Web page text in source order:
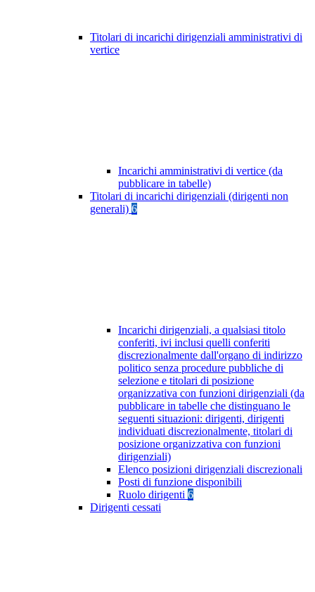
Titolari di incarichi dirigenziali amministrativi di
vertice
Incarichi amministrativi di vertice (da
pubblicare in tabelle)
Titolari di incarichi dirigenziali (dirigenti non
generali) 6
Incarichi dirigenziali, a qualsiasi titolo
conferiti, ivi inclusi quelli conferiti
discrezionalmente dall'organo di indirizzo
politico senza procedure pubbliche di
selezione e titolari di posizione
organizzativa con funzioni dirigenziali (da
pubblicare in tabelle che distinguano le
seguenti situazioni: dirigenti, dirigenti
individuati discrezionalmente, titolari di
posizione organizzativa con funzioni
dirigenziali)
Elenco posizioni dirigenziali discrezionali
Posti di funzione disponibili
Ruolo dirigenti 6
Dirigenti cessati